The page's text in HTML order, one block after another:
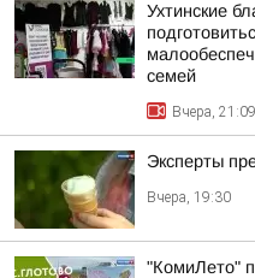
Ухтинские
семей
Вчера, 21:09
Эксперты
Вчера, 19:30
"КомиЛето"